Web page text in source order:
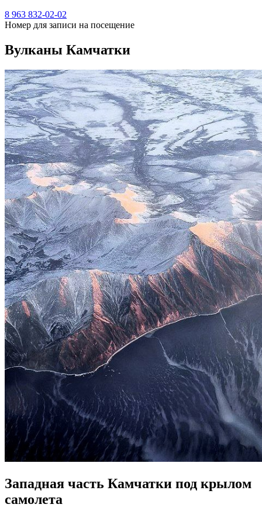
8 963 832-02-02
Номер для записи на посещение
Вулканы Камчатки
Западная часть Камчатки под крылом
самолета